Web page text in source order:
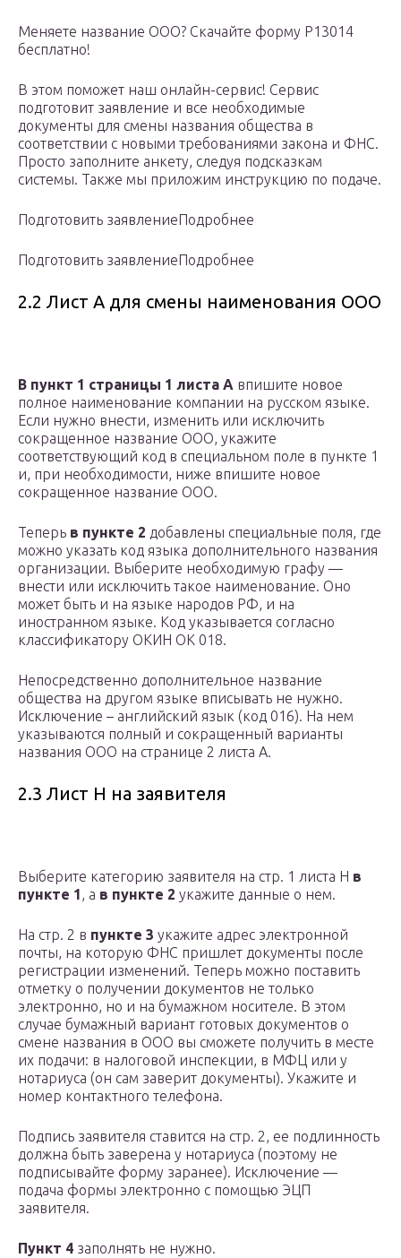
Меняете название ООО? Скачайте форму Р13014
бесплатно!
В этом поможет наш онлайн-сервис! Сервис
подготовит заявление и все необходимые
документы для смены названия общества в
соответствии с новыми требованиями закона и ФНС.
Просто заполните анкету, следуя подсказкам
системы. Также мы приложим инструкцию по подаче.
Подготовить заявлениеПодробнее
Подготовить заявлениеПодробнее
2.2 Лист А для смены наименования ООО
В пункт 1 страницы 1 листа А впишите новое
полное наименование компании на русском языке.
Если нужно внести, изменить или исключить
сокращенное название ООО, укажите
соответствующий код в специальном поле в пункте 1
и, при необходимости, ниже впишите новое
сокращенное название ООО.
Теперь в пункте 2 добавлены специальные поля, где
можно указать код языка дополнительного названия
организации. Выберите необходимую графу —
внести или исключить такое наименование. Оно
может быть и на языке народов РФ, и на
иностранном языке. Код указывается согласно
классификатору ОКИН ОК 018.
Непосредственно дополнительное название
общества на другом языке вписывать не нужно.
Исключение – английский язык (код 016). На нем
указываются полный и сокращенный варианты
названия ООО на странице 2 листа А.
2.3 Лист Н на заявителя
Выберите категорию заявителя на стр. 1 листа Н в
пункте 1, а в пункте 2 укажите данные о нем.
На стр. 2 в пункте 3 укажите адрес электронной
почты, на которую ФНС пришлет документы после
регистрации изменений. Теперь можно поставить
отметку о получении документов не только
электронно, но и на бумажном носителе. В этом
случае бумажный вариант готовых документов о
смене названия в ООО вы сможете получить в месте
их подачи: в налоговой инспекции, в МФЦ или у
нотариуса (он сам заверит документы). Укажите и
номер контактного телефона.
Подпись заявителя ставится на стр. 2, ее подлинность
должна быть заверена у нотариуса (поэтому не
подписывайте форму заранее). Исключение —
подача формы электронно с помощью ЭЦП
заявителя.
Пункт 4 заполнять не нужно.